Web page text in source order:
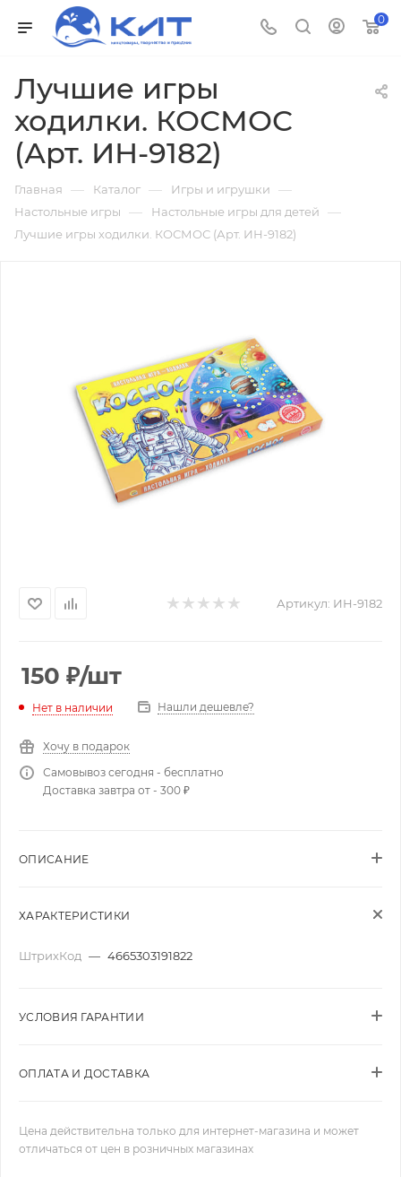
0
Лучшие игры
ходилки. КОСМОС
(Арт. ИН-9182)
Главная — Каталог — Игры и игрушки —
Настольные игры — Настольные игры для детей —
Лучшие игры ходилки. КОСМОС (Арт. ИН-9182)
Артикул: ИН-9182
150 ₽/шт
Нет в наличии Нашли дешевле?
Хочу в подарок
Самовывоз сегодня - бесплатно
Доставка завтра от - 300 ₽
ОПИСАНИЕ
ХАРАКТЕРИСТИКИ
ШтрихКод — 4665303191822
УСЛОВИЯ ГАРАНТИИ
ОПЛАТА И ДОСТАВКА
Цена действительна только для интернет-магазина и может
отличаться от цен в розничных магазинах